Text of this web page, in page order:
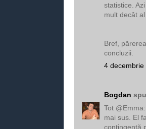
statistice.
mult decât
Bref,
concluzii.
4
Bogdan
Tot
mai sus. El
contingenţă